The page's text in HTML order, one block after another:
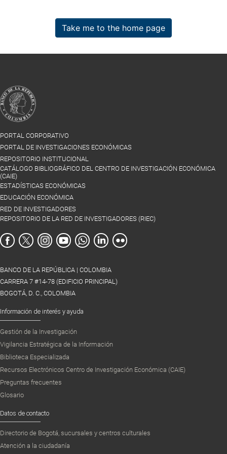
Take me to the home page
PORTAL CORPORATIVO
PORTAL DE INVESTIGACIONES ECONÓMICAS
REPOSITORIO INSTITUCIONAL
CATÁLOGO BIBLIOGRÁFICO DEL CENTRO DE INVESTIGACIÓN ECONÓMICA
(CAIE)
ESTADÍSTICAS ECONÓMICAS
EDUCACIÓN ECONÓMICA
RED DE INVESTIGADORES
REPOSITORIO DE LA RED DE INVESTIGADORES (RIEC)
BANCO DE LA REPÚBLICA | COLOMBIA
CARRERA 7 #14-78 (EDIFICIO PRINCIPAL)
BOGOTÁ, D. C., COLOMBIA
Información de interés y ayuda
Gestión de la Investigación
Vigilancia Estratégica de la Información
Biblioteca Especializada
Recursos Electrónicos Centro de Investigación Económica (CAIE)
Preguntas frecuentes
Glosario
Datos de contacto
Directorio de Bogotá, sucursales y centros culturales
Atención a la ciudadanía